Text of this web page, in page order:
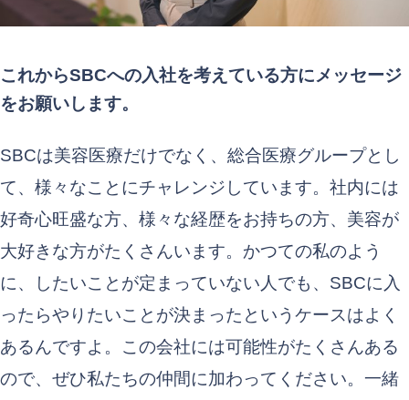
これからSBCへの入社を考えている方にメッセージ
をお願いします。
SBCは美容医療だけでなく、総合医療グループとし
て、様々なことにチャレンジしています。社内には
好奇心旺盛な方、様々な経歴をお持ちの方、美容が
大好きな方がたくさんいます。かつての私のよう
に、したいことが定まっていない人でも、SBCに入
ったらやりたいことが決まったというケースはよく
あるんですよ。この会社には可能性がたくさんある
ので、ぜひ私たちの仲間に加わってください。一緒